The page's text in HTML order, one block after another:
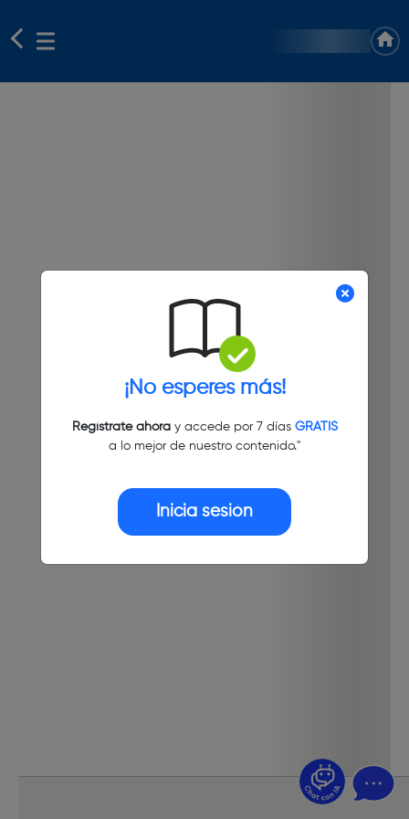
¡No esperes más!
Regístrate ahoray accede por 7 días GRATIS
a lo mejor de nuestro contenido."
Inicia sesión